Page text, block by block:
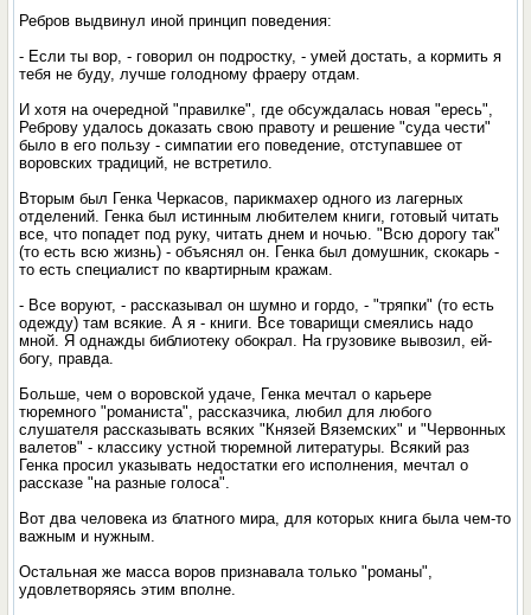
Ребров выдвинул иной принцип поведения:
- Если ты вор, - говорил он подростку, - умей достать, а кормить я
тебя не буду, лучше голодному фраеру отдам.
И хотя на очередной "правилке", где обсуждалась новая "ересь",
Реброву удалось доказать свою правоту и решение "суда чести"
было в его пользу - симпатии его поведение, отступавшее от
воровских традиций, не встретило.
Вторым был Генка Черкасов, парикмахер одного из лагерных
отделений. Генка был истинным любителем книги, готовый читать
все, что попадет под руку, читать днем и ночью. "Всю дорогу так"
(то есть всю жизнь) - объяснял он. Генка был домушник, скокарь -
то есть специалист по квартирным кражам.
- Все воруют, - рассказывал он шумно и гордо, - "тряпки" (то есть
одежду) там всякие. А я - книги. Все товарищи смеялись надо
мной. Я однажды библиотеку обокрал. На грузовике вывозил, ей-
богу, правда.
Больше, чем о воровской удаче, Генка мечтал о карьере
тюремного "романиста", рассказчика, любил для любого
слушателя рассказывать всяких "Князей Вяземских" и "Червонных
валетов" - классику устной тюремной литературы. Всякий раз
Генка просил указывать недостатки его исполнения, мечтал о
рассказе "на разные голоса".
Вот два человека из блатного мира, для которых книга была чем-то
важным и нужным.
Остальная же масса воров признавала только "романы",
удовлетворяясь этим вполне.